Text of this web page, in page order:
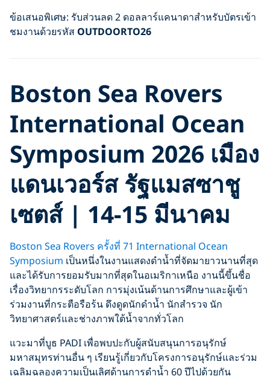
ข้อเสนอพิเศษ: รับส่วนลด 2 ดอลลาร์แคนาดาสำหรับบัตรเข้า
ชมงานด้วยรหัสOUTDOORTO26
Boston Sea Rovers
International Ocean
Symposium 2026 เมือง
แดนเวอร์ส รัฐแมสซาชู
เซตส์ | 14-15 มีนาคม
Boston Sea Rovers ครั้งที่ 71 International Ocean
Symposium เป็นหนึ่งในงานแสดงดำน้ำที่จัดมายาวนานที่สุด
และได้รับการยอมรับมากที่สุดในอเมริกาเหนือ งานนี้ขึ้นชื่อ
เรื่องวิทยากรระดับโลก การมุ่งเน้นด้านการศึกษาและผู้เข้า
ร่วมงานที่กระตือรือร้น ดึงดูดนักดำน้ำ นักสำรวจ นัก
วิทยาศาสตร์และช่างภาพใต้น้ำจากทั่วโลก
แวะมาที่บูธ PADI เพื่อพบปะกับผู้สนับสนุนการอนุรักษ์
มหาสมุทรท่านอื่น ๆ เรียนรู้เกี่ยวกับโครงการอนุรักษ์และร่วม
เฉลิมฉลองความเป็นเลิศด้านการดำน้ำ 60 ปีไปด้วยกัน